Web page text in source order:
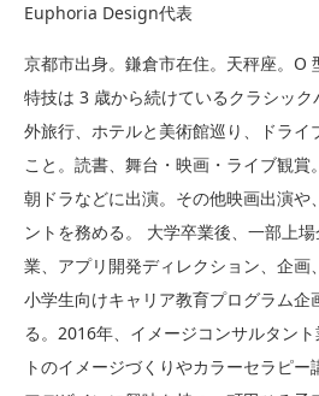
Euphoria Design代表
京都市出身。鎌倉市在住。天秤座。O
特技は 3 歳から続けているクラシッ
外旅行、ホテルと美術館巡り、ドライ
こと。読書、舞台・映画・ライブ観
朝ドラなどに出演。その他映画出演や
ントを務める。 大学卒業後、一部上
業、アプリ開発ディレクション、企画
小学生向けキャリア教育プログラム企
る。2016年、イメージコンサルタン
トのイメージづくりやカラーセラピ